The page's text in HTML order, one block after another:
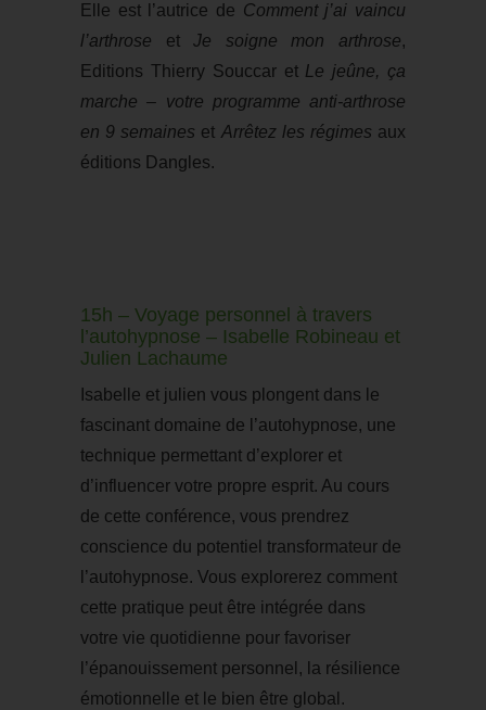
Elle est l’autrice de Comment j’ai vaincu
l’arthrose etJe soigne mon arthrose,
Editions Thierry Souccar et Le jeûne, ça
marche – votre programme anti-arthrose
en 9 semaines et Arrêtez les régimes aux
éditions Dangles.
15h – Voyage personnel à travers
l’autohypnose – Isabelle Robineau et
Julien Lachaume
Isabelle et julien vous plongent dans le
fascinant domaine de l’autohypnose, une
technique permettant d’explorer et
d’influencer votre propre esprit. Au cours
de cette conférence, vous prendrez
conscience du potentiel transformateur de
l’autohypnose. Vous explorerez comment
cette pratique peut être intégrée dans
votre vie quotidienne pour favoriser
l’épanouissement personnel, la résilience
émotionnelle et le bien être global.